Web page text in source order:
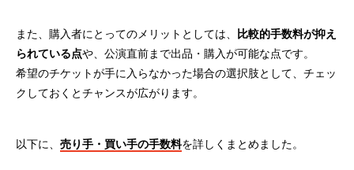
また、購入者にとってのメリットとしては、
比較的手数料が抑え
られている点や、公演直前まで出品・購入が可能な点です。
希望のチケットが手に入らなかった場合の選択肢として、チェッ
クしておくとチャンスが広がります。
以下に、 売り手・買い手の手数料を詳しくまとめました。